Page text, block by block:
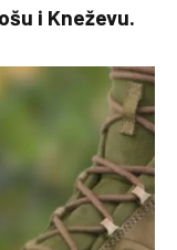
i Kneževu.